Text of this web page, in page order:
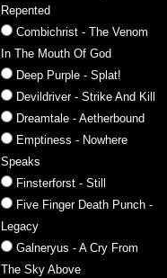
Repented
Combichrist - The Venom
In The Mouth Of God
Deep Purple - Splat!
Devildriver - Strike And Kill
Dreamtale - Aetherbound
Emptiness - Nowhere
Speaks
Finsterforst - Still
Five Finger Death Punch -
Legacy
Galneryus - A Cry From
The Sky Above